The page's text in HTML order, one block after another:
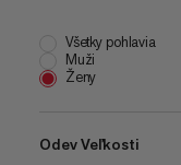
Všetky pohlavia
Muži
Ženy
Odev Veľkosti